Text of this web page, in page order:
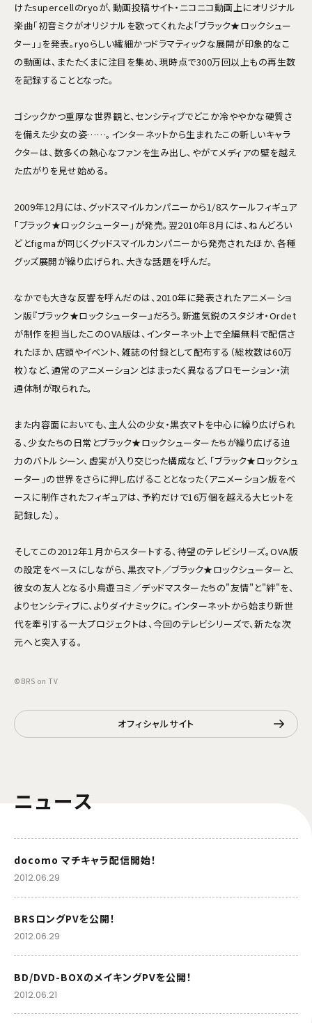
けたsupercellのryoが、動画投稿サイト・ニコニコ動画上にオリジナル
楽曲「初音ミクがオリジナルを歌ってくれたよ「ブラック★ロックシュー
ター」」を発表。ryoらしい繊細かつドラマティックな展開が印象的なこ
の動画は、またたくまに注目を集め、現時点で300万回以上もの再生数
を記録することとなった。
ゴシックかつ重厚な世界観と、センシティブでどこか冷ややかな硬質さ
を備えた少女の姿……。インターネットから生まれたこの新しいキャラ
クターは、数多くの熱心なファンを生み出し、やがてメディアの壁を越え
た広がりを見せ始める。
2009年12月には、グッドスマイルカンパニーから1/8スケールフィギュア
「ブラック★ロックシューター」が発売。翌2010年８月には、ねんどろい
どとfigmaが同じくグッドスマイルカンパニーから発売されたほか、各種
グッズ展開が繰り広げられ、大きな話題を呼んだ。
なかでも大きな反響を呼んだのは、2010年に発表されたアニメーショ
ン版『ブラック★ロックシューター』だろう。新進気鋭のスタジオ・Ordet
が制作を担当したこのOVA版は、インターネット上で全編無料で配信さ
れたほか、店頭やイベント、雑誌の付録として配布する（総枚数は60万
枚）など、通常のアニメーションとはまったく異なるプロモーション・流
通体制が取られた。
また内容面においても、主人公の少女・黒衣マトを中心に繰り広げられ
る、少女たちの日常とブラック★ロックシューターたちが繰り広げる迫
力のバトルシーン、虚実が入り交じった構成など、「ブラック★ロックシュ
ーター」の世界をさらに押し広げることとなった（アニメーション版をベ
ースに制作されたフィギュアは、予約だけで16万個を越える大ヒットを
記録した）。
そしてこの2012年１月からスタートする、待望のテレビシリーズ。OVA版
の設定をベースにしながら、黒衣マト／ブラック★ロックシューターと、
彼女の友人となる小鳥遊ヨミ／デッドマスターたちの"友情"と"絆"を、
よりセンシティブに、よりダイナミックに。インターネットから始まり新世
代を牽引する一大プロジェクトは、今回のテレビシリーズで、新たな次
元へと突入する。
©BRS on TV
オフィシャルサイト
ニュース
docomo マチキャラ配信開始！
2012.06.29
BRSロングPVを公開！
2012.06.29
BD/DVD-BOXのメイキングPVを公開！
2012.06.21